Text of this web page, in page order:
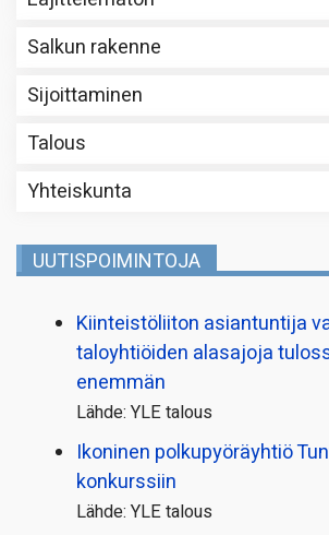
Salkun rakenne
Sijoittaminen
Talous
Yhteiskunta
UUTISPOIMINTOJA
Kiinteistö­liiton asiantuntija
taloyhtiöiden alasajoja
enemmän
Lähde: YLE talous
Ikoninen polkupyörä­yhtiö
konkurssiin
Lähde: YLE talous